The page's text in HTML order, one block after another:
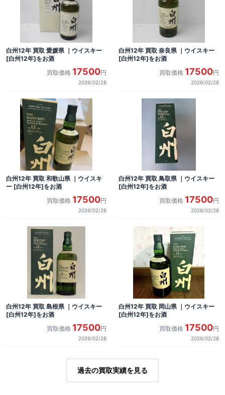
白州12年 買取 愛媛県 ｜ウイスキー
[白州12年]をお酒
買取価格 17500円
2026/02/28
白州12年 買取 奈良県 ｜ウイスキー
[白州12年]をお酒
買取価格 17500円
2026/02/28
白州12年 買取 和歌山県 ｜ウイスキ
ー [白州12年]をお酒
買取価格 17500円
2026/02/28
白州12年 買取 鳥取県 ｜ウイスキー
[白州12年]をお酒
買取価格 17500円
2026/02/28
白州12年 買取 島根県 ｜ウイスキー
[白州12年]をお酒
買取価格 17500円
2026/02/28
白州12年 買取 岡山県 ｜ウイスキー
[白州12年]をお酒
買取価格 17500円
2026/02/28
過去の買取実績を見る